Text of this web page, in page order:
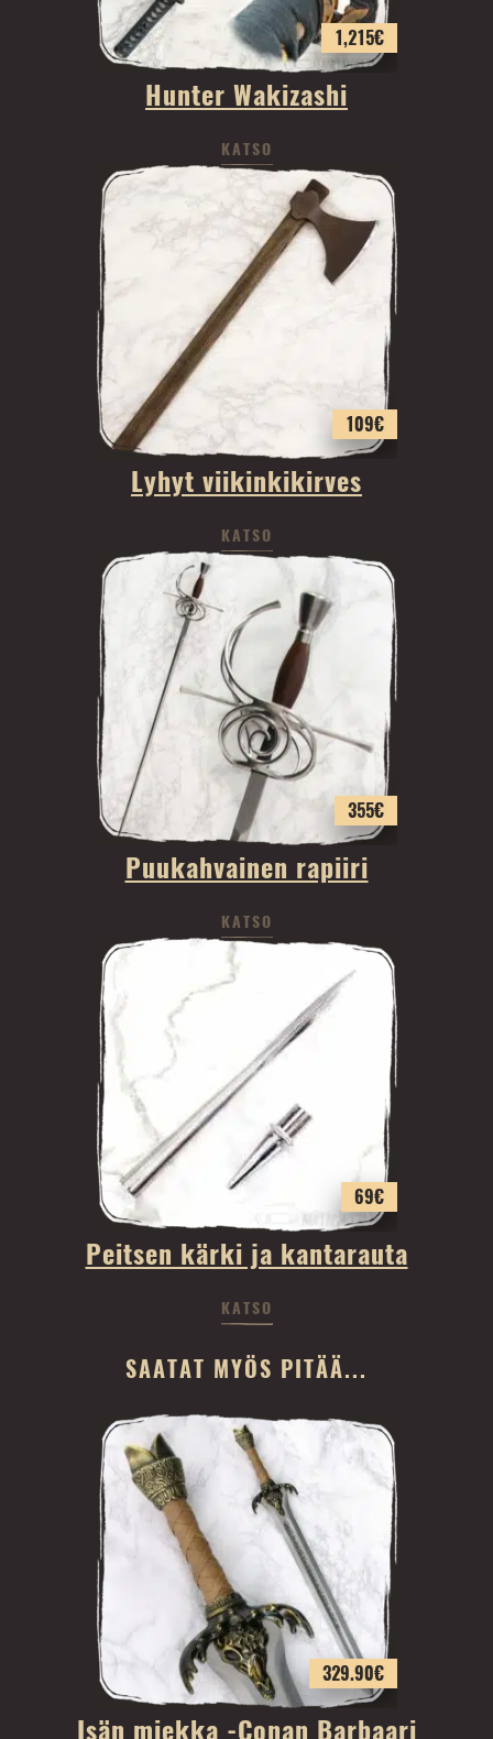
1,215€
Hunter Wakizashi
KATSO
109€
Lyhyt viikinkikirves
KATSO
355€
Puukahvainen rapiiri
KATSO
69€
Peitsen kärki ja kantarauta
KATSO
SAATAT MYÖS PITÄÄ...
329.90€
Isän miekka -Conan Barbaari